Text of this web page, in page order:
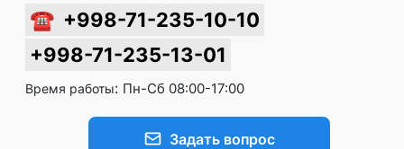
☎ +998-71-235-10-10
+998-71-235-13-01
Время работы: Пн-Сб 08:00-17:00
Задать вопрос